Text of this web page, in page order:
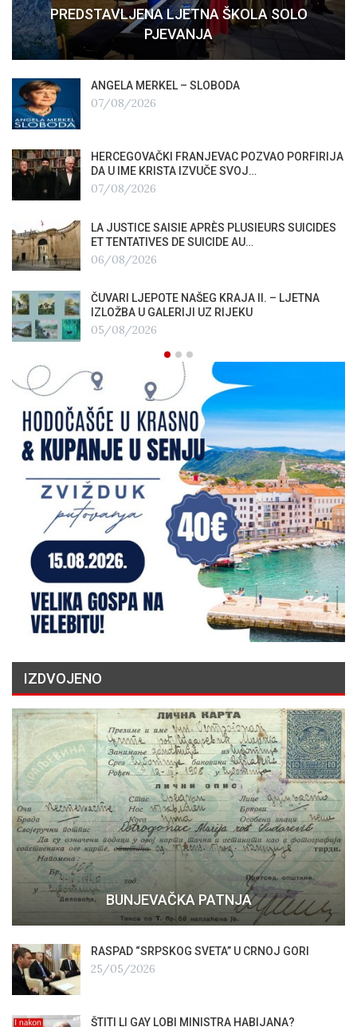
PREDSTAVLJENA LJETNA ŠKOLA SOLO
PJEVANJA
ANGELA MERKEL – SLOBODA
07/08/2026
HERCEGOVAČKI FRANJEVAC POZVAO PORFIRIJA
DA U IME KRISTA IZVUČE SVOJ…
07/08/2026
LA JUSTICE SAISIE APRÈS PLUSIEURS SUICIDES
ET TENTATIVES DE SUICIDE AU…
06/08/2026
ČUVARI LJEPOTE NAŠEG KRAJA II. – LJETNA
IZLOŽBA U GALERIJI UZ RIJEKU
05/08/2026
IZDVOJENO
BUNJEVAČKA PATNJA
RASPAD “SRPSKOG SVETA” U CRNOJ GORI
25/05/2026
ŠTITI LI GAY LOBI MINISTRA HABIJANA?